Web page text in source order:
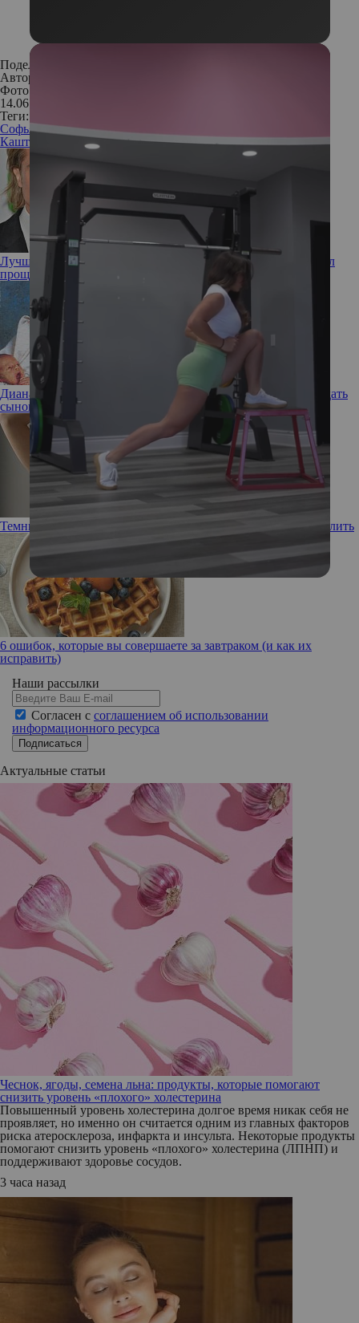
Поделиться:
Автор:
Фото: Игорь Харитонов
14.06.2017
Теги:
Софья Каштановазвезда
Каштанова
знаменитости
Лучший друг – виноватый бывший: как Брэд Питт заслужил
прощение Дженнифер Энистон, несмотря на новый роман
Диана была против: какие «вековые» имена Карл III хотел дать
сыновьям Уильяму и Гарри
Темные впадины: почему подмышки черные и как их осветлить
6 ошибок, которые вы совершаете за завтраком (и как их
исправить)
Наши рассылки
Согласен с соглашением об использовании
информационного ресурса
Подписаться
Актуальные статьи
Чеснок, ягоды, семена льна: продукты, которые помогают
снизить уровень «плохого» холестерина
Повышенный уровень холестерина долгое время никак себя не
проявляет, но именно он считается одним из главных факторов
риска атеросклероза, инфаркта и инсульта. Некоторые продукты
помогают снизить уровень «плохого» холестерина (ЛПНП) и
поддерживают здоровье сосудов.
3 часа назад